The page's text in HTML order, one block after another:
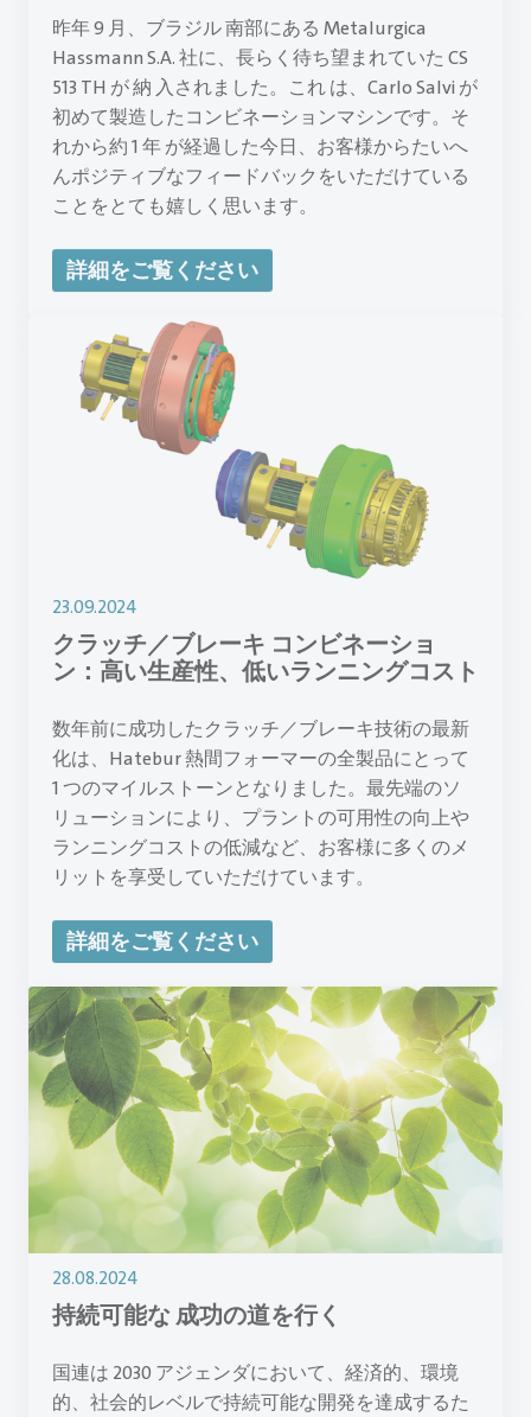
昨年 9 月、ブラジル 南部にある Metalurgica
Hassmann S.A. 社に、長らく待ち望まれていた CS
513 TH が 納 入されました。これ は、Carlo Salvi が
初めて製造したコンビネーションマシンです。そ
れから約 1 年 が経過した今日、お客様からたいへ
んポジティブなフィードバックをいただけている
ことをとても嬉しく思います。
詳細をご覧ください
23.09.2024
クラッチ／ブレーキ コンビネーショ
ン：高い生産性、低いランニングコスト
数年前に成功したクラッチ／ブレーキ技術の最新
化は、Hatebur 熱間フォーマーの全製品にとって
1 つのマイルストーンとなりました。最先端のソ
リューションにより、プラントの可用性の向上や
ランニングコストの低減など、お客様に多くのメ
リットを享受していただけています。
詳細をご覧ください
28.08.2024
持続可能な 成功の道を行く
国連は 2030 アジェンダにおいて、経済的、環境
的、社会的レベルで持続可能な開発を達成するた